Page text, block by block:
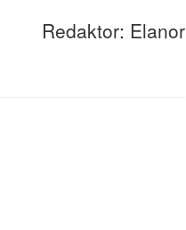
Redaktor: Elanor